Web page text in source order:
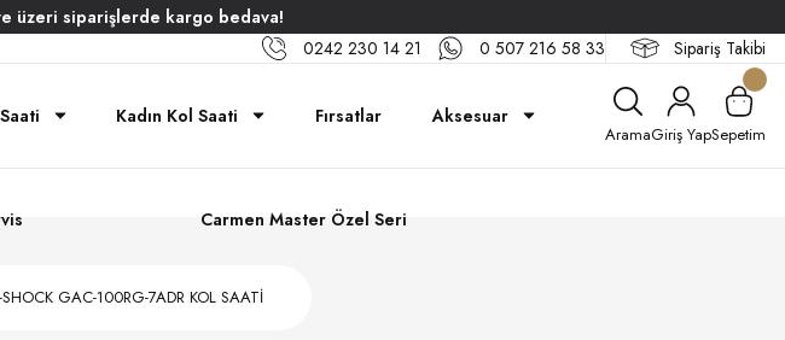
üzeri siparişlerde kargo bedava!
0242 230 14 21 0 507 216 58 33 Sipariş Takibi
Kadın Kol Saati Fırsatlar Aksesuar
Carmen Master Özel Seri
AramaGiriş YapSepetim
GAC-100RG-7ADR KOL SAATİ